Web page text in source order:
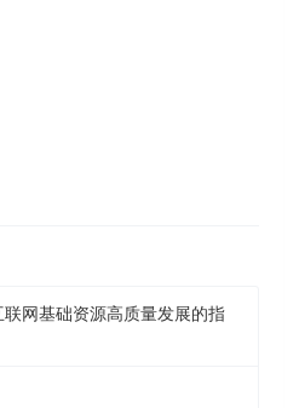
网基础资源高质量发展的指